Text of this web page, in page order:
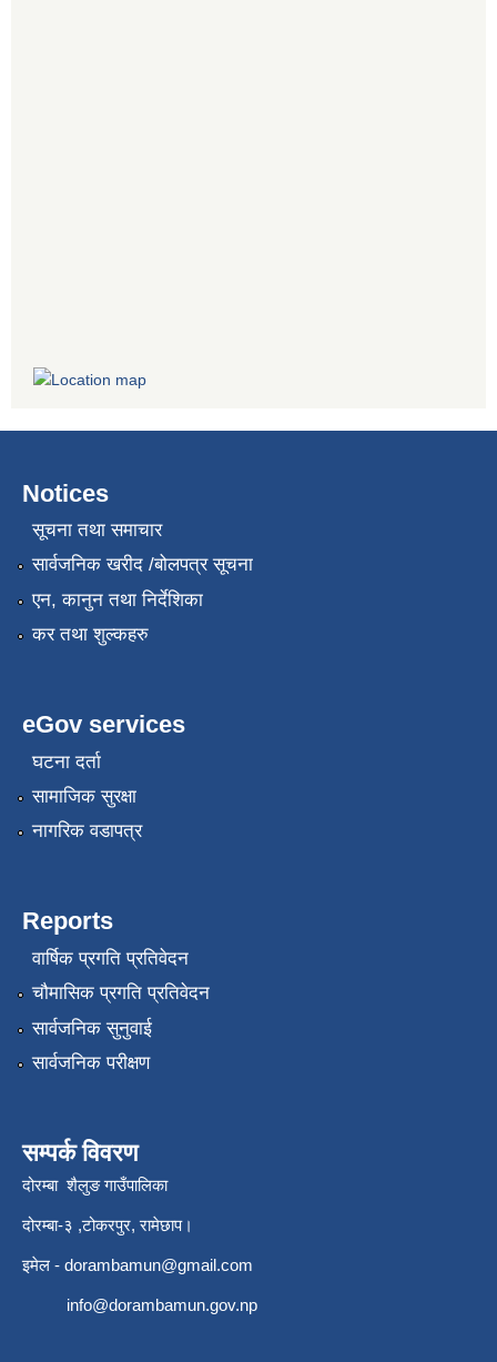
Notices
सूचना तथा समाचार
सार्वजनिक खरीद /बोलपत्र सूचना
एन, कानुन तथा निर्देशिका
कर तथा शुल्कहरु
eGov services
घटना दर्ता
सामाजिक सुरक्षा
नागरिक वडापत्र
Reports
वार्षिक प्रगति प्रतिवेदन
चौमासिक प्रगति प्रतिवेदन
सार्वजनिक सुनुवाई
सार्वजनिक परीक्षण
सम्पर्क विवरण
दोरम्बा शैलुङ गाउँपालिका
दोरम्बा-३ ,टोकरपुर, रामेछाप।
इमेल - dorambamun@gmail.com
info@dorambamun.gov.np